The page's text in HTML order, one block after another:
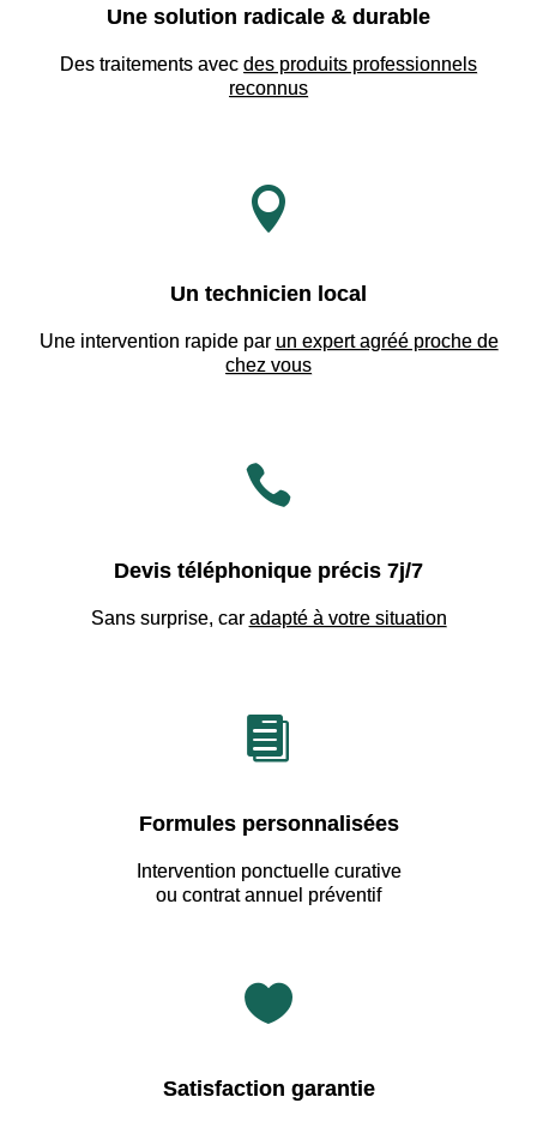
Une solution radicale & durable
Des traitements avec des produits professionnels
reconnus

Un technicien local
Une intervention rapide par un expert agréé proche de
chez vous

Devis téléphonique précis 7j/7
Sans surprise, car adapté à votre situation

Formules personnalisées
Intervention ponctuelle curative
ou contrat annuel préventif

Satisfaction garantie